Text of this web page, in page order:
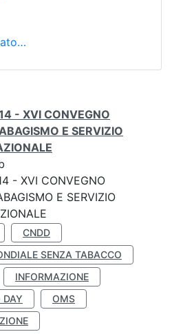
- XVI CONVEGNO
E SERVIZIO
- XVI CONVEGNO
E SERVIZIO
CNDD
SENZA TABACCO
INFORMAZIONE
DAY
OMS